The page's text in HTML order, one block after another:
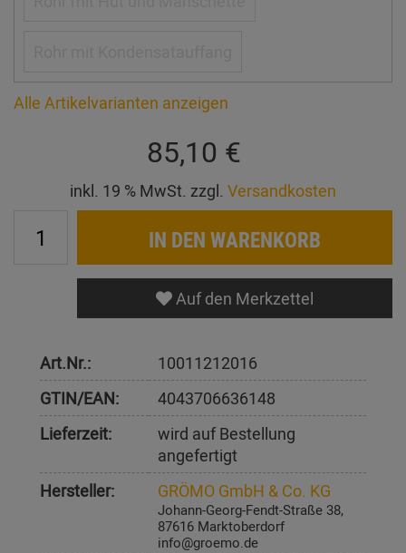
Alle Artikelvarianten anzeigen
85,10 €
inkl. 19 % MwSt. zzgl. Versandkosten
IN DEN WARENKORB
Auf den Merkzettel
Art.Nr.:
10011212016
GTIN/EAN:
4043706636148
Lieferzeit:
wird auf Bestellung
angefertigt
Hersteller:
GRÖMO GmbH & Co. KG
Johann-Georg-Fendt-Straße 38,
87616 Marktoberdorf
info@groemo.de